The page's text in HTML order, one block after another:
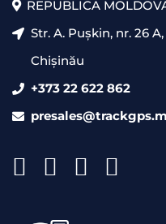
REPUBLICA
Str. A. Pușkin, nr. 26
Chișinău
+373 22 622 862